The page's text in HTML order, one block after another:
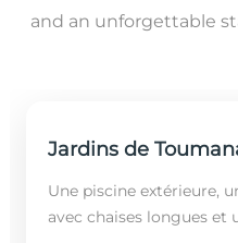
and an unforgettable
Jardins de
Une piscine extérieure,
avec chaises longues et